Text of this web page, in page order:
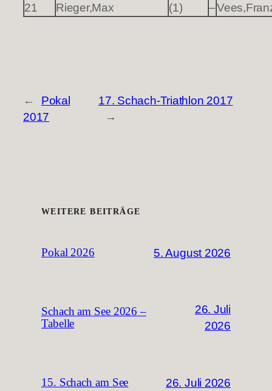
21
Rieger,Max (1) –
←
Pokal
2017
17. Schach-Triathlon 2017
→
WEITERE BEITRÄGE
Pokal 2026 5. August 2026
Schach am See 2026 –
Tabelle
26. Juli
2026
15. Schach am See 26. Juli 2026